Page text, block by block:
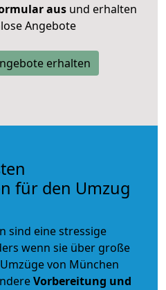
ausund erhalten
Angebote
erhalten
für den Umzug
sind eine stressige
wenn sie über große
von München
Vorbereitung und